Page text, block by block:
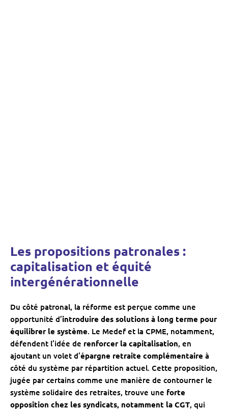
Les propositions patronales :
capitalisation et équité
intergénérationnelle
Du côté patronal, la réforme est perçue comme une
opportunité d’introduire des solutions à long terme pour
équilibrer le système. Le Medef et la CPME, notamment,
défendent l’idée de renforcer la capitalisation, en
ajoutant un volet d’épargne retraite complémentaire à
côté du système par répartition actuel. Cette proposition,
jugée par certains comme une manière de contourner le
système solidaire des retraites, trouve une forte
opposition chez les syndicats, notamment la CGT, qui